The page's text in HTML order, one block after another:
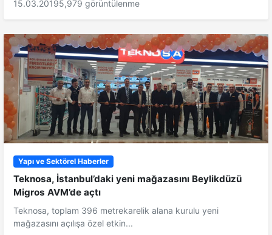
15.03.20195,979 görüntülenme
Yapı ve Sektörel Haberler
Teknosa, İstanbul’daki yeni mağazasını Beylikdüzü
Migros AVM’de açtı
Teknosa, toplam 396 metrekarelik alana kurulu yeni
mağazasını açılışa özel etkin...